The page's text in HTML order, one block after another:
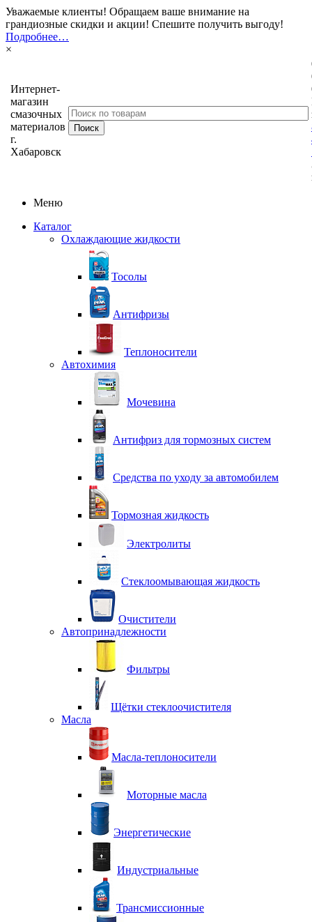
Уважаемые клиенты! Обращаем ваше внимание на
грандиозные скидки и акции! Спешите получить выгоду!
Подробнее…
×
Интернет-
магазин
смазочных
материалов
г.
Хабаровск
Меню
Каталог
Охлаждающие жидкости
Тосолы
Антифризы
Теплоносители
Автохимия
Мочевина
Антифриз для тормозных систем
Средства по уходу за автомобилем
Тормозная жидкость
Электролиты
Стеклоомывающая жидкость
Очистители
Автопринадлежности
Фильтры
Щётки стеклоочистителя
Масла
Масла-теплоносители
Моторные масла
Энергетические
Индустриальные
Трансмиссионные